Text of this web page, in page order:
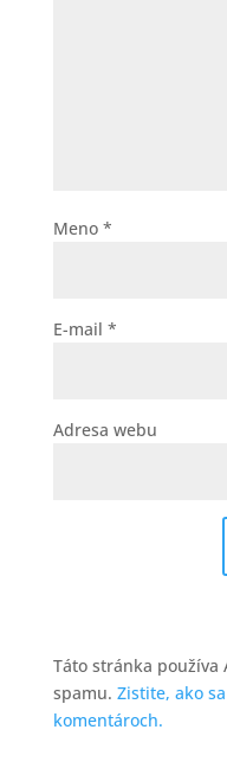
Meno *
E-mail *
Adresa webu
Táto stránka používa
spamu. Zistite, ako
komentároch.